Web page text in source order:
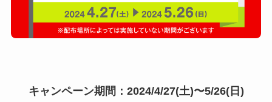
キャンペーン期間：2024/4/27(土)〜5/26(日)